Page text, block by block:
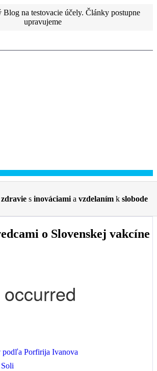
na testovacie účely. Články postupne
upravujeme
zdravie s inováciami a vzdelaním k slobode
o Slovenskej vakcíne
podľa Porfirija Ivanova